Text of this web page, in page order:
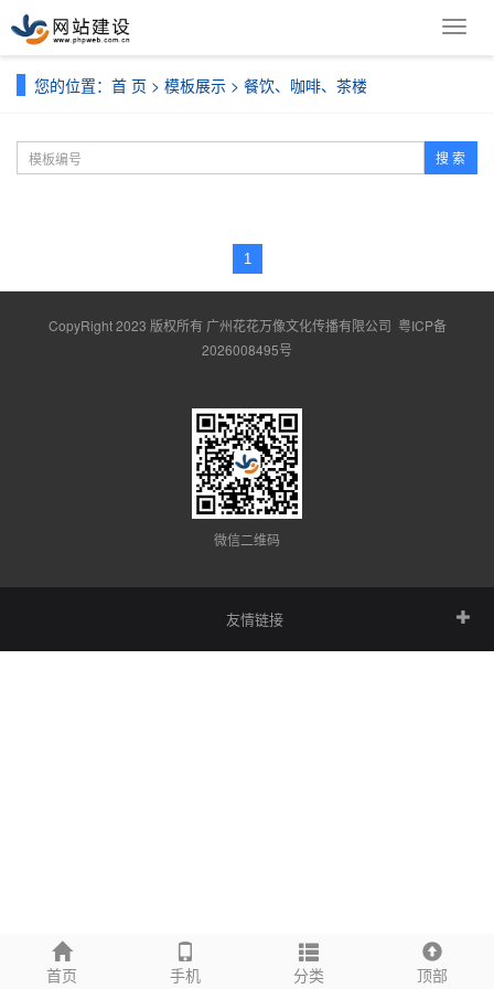
导
您的位置： 首 页 > 模板展示 > 餐饮、咖啡、茶楼
搜 索
1
首页 手机 分类 顶部
CopyRight 2023 版权所有 广州花花万像文化传播有限公司 粤ICP备
2026008495号
微信二维码
友情链接